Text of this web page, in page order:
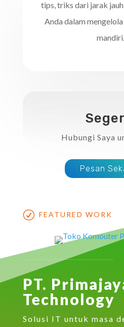
tips, triks dari jarak
Anda dalam
mandiri.
Hubungi Saya
Pesan
R FEATURED WORK
PT.
Technology
Solusi IT untuk masa